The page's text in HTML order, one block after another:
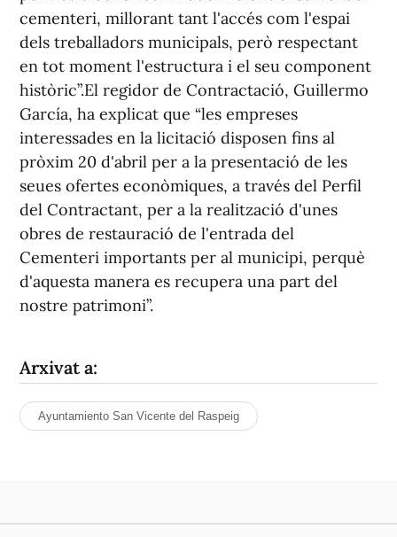
cementeri, millorant tant l'accés com l'espai
dels treballadors municipals, però respectant
en tot moment l'estructura i el seu component
històric”.El regidor de Contractació, Guillermo
García, ha explicat que “les empreses
interessades en la licitació disposen fins al
pròxim 20 d'abril per a la presentació de les
seues ofertes econòmiques, a través del Perfil
del Contractant, per a la realització d'unes
obres de restauració de l'entrada del
Cementeri importants per al municipi, perquè
d'aquesta manera es recupera una part del
nostre patrimoni”.
Arxivat a:
Ayuntamiento San Vicente del Raspeig